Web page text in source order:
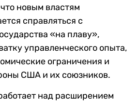
что новым властям
справляться с
«на плаву»,
управленческого опыта,
ограничения и
США и их союзников.
над расширением